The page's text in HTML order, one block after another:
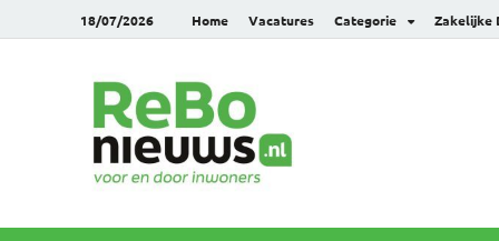
18/07/2026 Home Vacatures Categorie Zakelijke